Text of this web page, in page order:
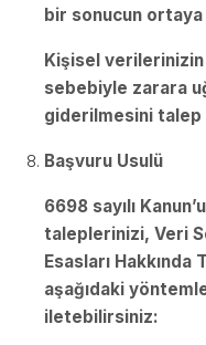
bir sonucun ortaya
Kişisel verilerinizin
sebebiyle zarara
giderilmesini talep
Başvuru Usulü
6698 sayılı
taleplerinizi, Veri
Esasları
aşağıdaki
iletebilirsiniz: